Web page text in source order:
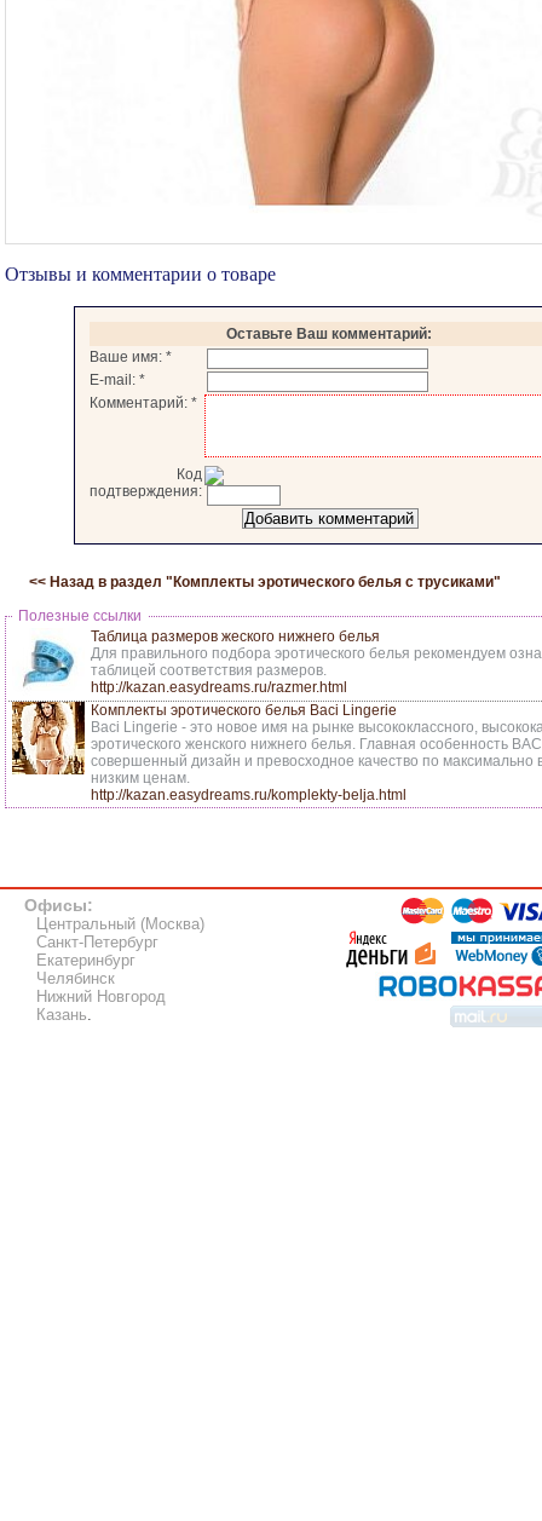
Отзывы и комментарии о товаре
Оставьте Ваш комментарий:
Ваше имя: *
E-mail: *
Комментарий: *
Код
подтверждения:
<< Назад в раздел " Комплекты эротического белья с трусиками"
Полезные ссылки
Таблица размеров жеского нижнего белья
Для правильного подбора эротического белья рекомендуем
таблицей соответствия размеров.
http://kazan.easydreams.ru/razmer.html
Комплекты эротического белья Baci Lingerie
Baci Lingerie - это новое имя на рынке высококлассного,
эротического женского нижнего белья. Главная особенность
совершенный дизайн и превосходное качество по
низким ценам.
http://kazan.easydreams.ru/komplekty-belja.html
Офисы:
Центральный (Москва)
Санкт-Петербург
Екатеринбург
Челябинск
Нижний Новгород
Казань.